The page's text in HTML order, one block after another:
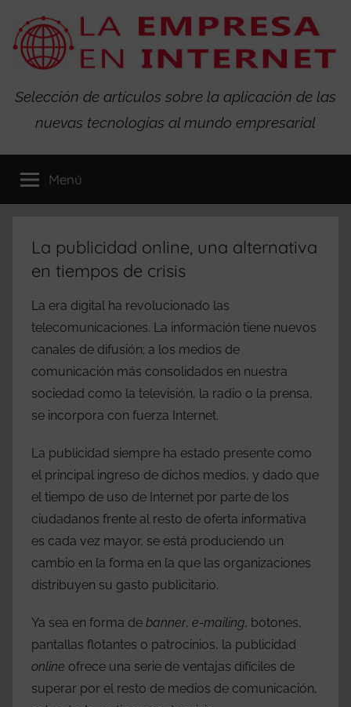
contenido
La
Empresa
en
Internet
Selección de artículos sobre la aplicación de las
nuevas tecnologías al mundo empresarial
Menú
La publicidad online, una alternativa
en tiempos de crisis
La era digital ha revolucionado las
telecomunicaciones. La información tiene nuevos
canales de difusión; a los medios de
comunicación más consolidados en nuestra
sociedad como la televisión, la radio o la prensa,
se incorpora con fuerza Internet.
La publicidad siempre ha estado presente como
el principal ingreso de dichos medios, y dado que
el tiempo de uso de Internet por parte de los
ciudadanos frente al resto de oferta informativa
es cada vez mayor, se está produciendo un
cambio en la forma en la que las organizaciones
distribuyen su gasto publicitario.
Ya sea en forma de banner, e-mailing, botones,
pantallas flotantes o patrocinios, la publicidad
online ofrece una serie de ventajas difíciles de
superar por el resto de medios de comunicación,